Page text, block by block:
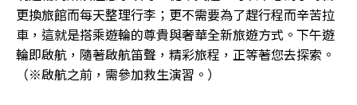
更換旅館而每天整理行李；更不需要為了趕行程而辛苦拉
車，這就是搭乘遊輪的尊貴與奢華全新旅遊方式。下午遊
輪即啟航，隨著啟航笛聲，精彩旅程，正等著您去探索。
（※啟航之前，需參加救生演習。）